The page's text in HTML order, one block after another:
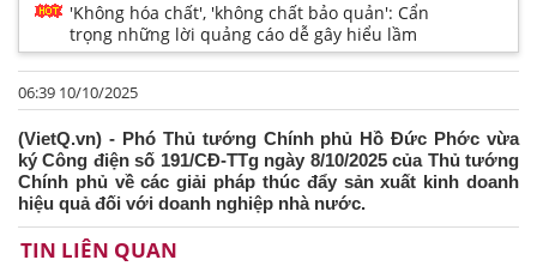
'Không hóa chất', 'không chất bảo quản': Cẩn
trọng những lời quảng cáo dễ gây hiểu lầm
06:39 10/10/2025
(VietQ.vn) - Phó Thủ tướng Chính phủ Hồ Đức Phớc vừa
ký Công điện số 191/CĐ-TTg ngày 8/10/2025 của Thủ tướng
Chính phủ về các giải pháp thúc đẩy sản xuất kinh doanh
hiệu quả đối với doanh nghiệp nhà nước.
TIN LIÊN QUAN